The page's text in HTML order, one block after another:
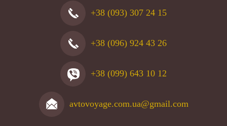
+38 (093) 307 24 15
+38 (096) 924 43 26
+38 (099) 643 10 12
avtovoyage.com.ua@gmail.com